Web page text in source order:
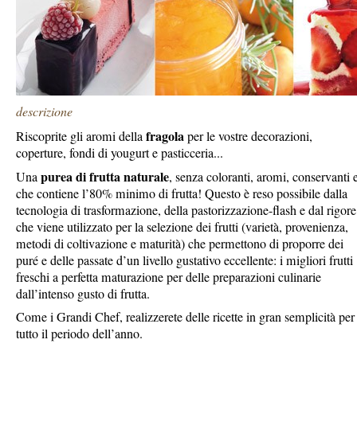
descrizione
Riscoprite gli aromi dellafragolaper le vostre decorazioni,
coperture, fondi di yougurt e pasticceria...
Unapurea di frutta naturale, senza coloranti, aromi, conservanti
che contiene l’80% minimo di frutta! Questo è reso possibile dalla
tecnologia di trasformazione, della pastorizzazione-flash e dal rigore
che viene utilizzato per la selezione dei frutti (varietà, provenienza,
metodi di coltivazione e maturità) che permettono di proporre dei
puré e delle passate d’un livello gustativo eccellente: i migliori frutti
freschi a perfetta maturazione per delle preparazioni culinarie
dall’intenso gusto di frutta.
Come i Grandi Chef, realizzerete delle ricette in gran semplicità per
tutto il periodo dell’anno.